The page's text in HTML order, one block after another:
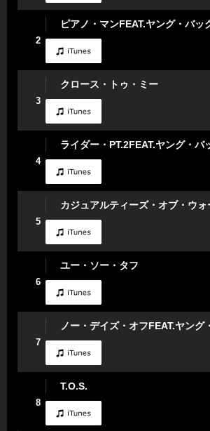
2
ピアノ・マンFEAT.ヤング・バッ
3
クロース・トゥ・ミー
4
ライダー・PT.2FEAT.ヤング・バ
5
カジュアルティーズ・オブ・ウォ
6
ユー・ソー・タフ
7
ノー・デイズ・オフFEAT.ヤング
8
T.O.S.